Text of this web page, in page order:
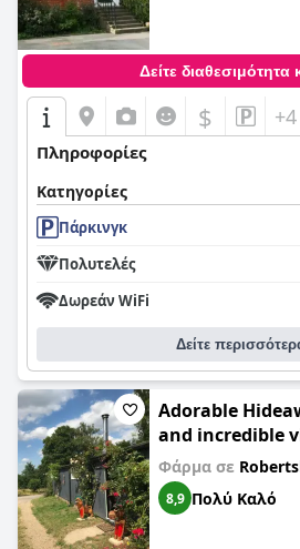
Δείτε διαθεσιμότητα
$ +4
Πληροφορίες
Κατηγορίες
Πάρκινγκ
Πολυτελές
Δωρεάν WiFi
Δείτε
Adorable
and incredible
Φάρμα σε
8,9 Πολύ Καλό